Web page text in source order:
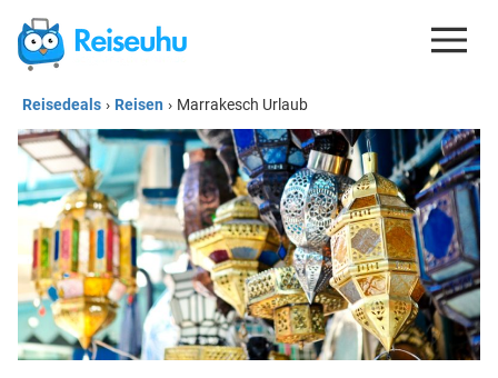
REISEDEALS
GUTSCHEINE
KREDITKARTEN
ESIM
REISEBLOG
Reisedeals › Reisen › Marrakesch Urlaub